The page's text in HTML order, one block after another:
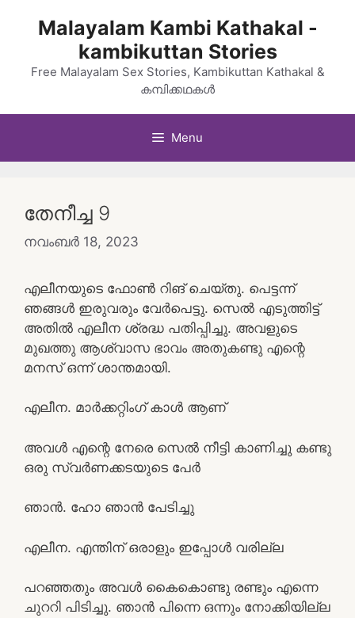
Malayalam Kambi Kathakal -
kambikuttan Stories
Free Malayalam Sex Stories, Kambikuttan Kathakal &
കമ്പിക്കഥകൾ
Menu
തേനീച്ച 9
നവംബർ 18, 2023
എലീനയുടെ ഫോൺ റിങ് ചെയ്‌തു. പെട്ടന്ന്
ഞങ്ങൾ ഇരുവരും വേർപെട്ടു. സെൽ എടുത്തിട്ട്
അതിൽ എലീന ശ്രദ്ധ പതിപ്പിച്ചു. അവളുടെ
മുഖത്തു ആശ്വാസ ഭാവം അതുകണ്ടു എന്റെ
മനസ് ഒന്ന് ശാന്തമായി.
എലീന. മാർക്കറ്റിംഗ് കാൾ ആണ്
അവൾ എന്റെ നേരെ സെൽ നീട്ടി കാണിച്ചു കണ്ടു
ഒരു സ്വർണക്കടയുടെ പേർ
ഞാൻ. ഹോ ഞാൻ പേടിച്ചു
എലീന. എന്തിന് ഒരാളും ഇപ്പോൾ വരില്ല
പറഞ്ഞതും അവൾ കൈകൊണ്ടു രണ്ടും എന്നെ
ചുററി പിടിച്ചു. ഞാൻ പിന്നെ ഒന്നും നോക്കിയില്ല